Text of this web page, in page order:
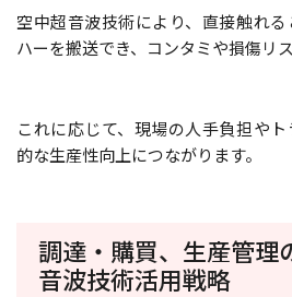
空中超音波技術により、直接触れ
ハーを搬送でき、コンタミや損傷リ
これに応じて、現場の人手負担や
的な生産性向上につながります。
調達・購買、生産管理
音波技術活用戦略